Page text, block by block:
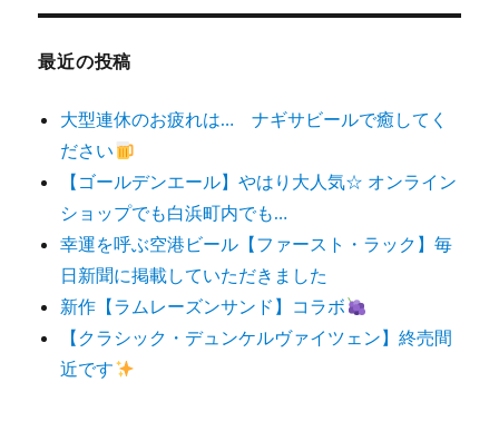
象:
最近の投稿
大型連休のお疲れは… ナギサビールで癒してく
ださい
【ゴールデンエール】やはり大人気☆ オンライン
ショップでも白浜町内でも…
幸運を呼ぶ空港ビール【ファースト・ラック】毎
日新聞に掲載していただきました
新作【ラムレーズンサンド】コラボ
【クラシック・デュンケルヴァイツェン】終売間
近です